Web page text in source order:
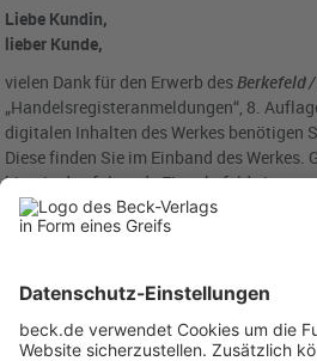
Liebe Kundin,
lieber Kunde,
vielen Dank für den Erwerb des Berkefeld
„Handelsregisteranmeldungen“, 8.
digitalen Inhalten des Werkes benötigen
Diese finden Sie im Einband des Werkes.
bitte in das folgende Eingabefeld ein: